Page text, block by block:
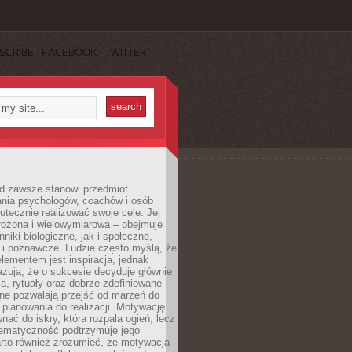
FACEBOOK TWITTER
zawsze stanowi przedmiot
psychologów, coachów i osób
realizować swoje cele. Jej
i wielowymiarowa – obejmuje
biologiczne, jak i społeczne,
i poznawcze. Ludzie często myślą, że
jest inspiracja, jednak
że o sukcesie decyduje głównie
rytuały oraz dobrze zdefiniowane
pozwalają przejść od marzeń do
planowania do realizacji. Motywację
do iskry, która rozpala ogień, lecz
podtrzymuje jego
również zrozumieć, że motywacja